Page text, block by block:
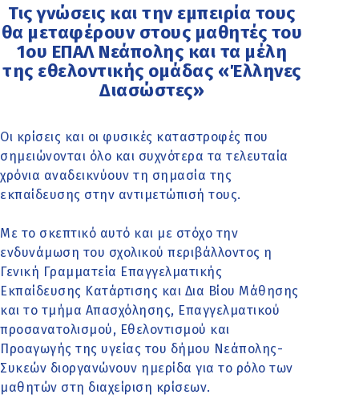
Τις γνώσεις και την εμπειρία τους
θα μεταφέρουν στους μαθητές του
1ου ΕΠΑΛ Νεάπολης και τα μέλη
της εθελοντικής ομάδας «Έλληνες
Διασώστες»
Οι κρίσεις και οι φυσικές καταστροφές που
σημειώνονται όλο και συχνότερα τα τελευταία
χρόνια αναδεικνύουν τη σημασία της
εκπαίδευσης στην αντιμετώπισή τους.
Με το σκεπτικό αυτό και με στόχο την
ενδυνάμωση του σχολικού περιβάλλοντος η
Γενική Γραμματεία Επαγγελματικής
Εκπαίδευσης Κατάρτισης και Δια Βίου Μάθησης
και το τμήμα Απασχόλησης, Επαγγελματικού
προσανατολισμού, Εθελοντισμού και
Προαγωγής της υγείας του δήμου Νεάπολης-
Συκεών διοργανώνουν ημερίδα για το ρόλο των
μαθητών στη διαχείριση κρίσεων.